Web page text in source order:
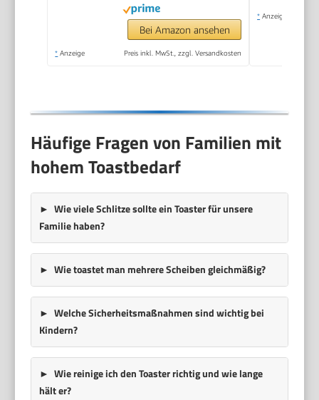
verschiedene
Aufwärmstufen,
1.400 W, Schwarz
Bei Amazon ansehen
* Anzeige Preis inkl. MwSt., zzgl. Versandkosten
* Anzeige
Häufige Fragen von Familien mit
hohem Toastbedarf
Wie viele Schlitze sollte ein Toaster für unsere
Familie haben?
Wie toastet man mehrere Scheiben gleichmäßig?
Welche Sicherheitsmaßnahmen sind wichtig bei
Kindern?
Wie reinige ich den Toaster richtig und wie lange
hält er?